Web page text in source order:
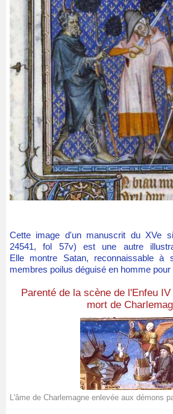
Cette image d'un manuscrit du XVe
24541, fol 57v) est une autre
Elle montre Satan, reconnaissable
membres poilus déguisé en homme pour
Parenté de la scène de l'Enfeu
mort de
L'âme de Charlemagne enlevée aux démons